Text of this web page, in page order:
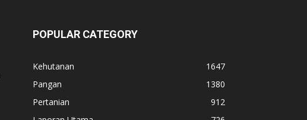
POPULAR CATEGORY
Kehutanan
1647
Pangan
1380
Pertanian
912